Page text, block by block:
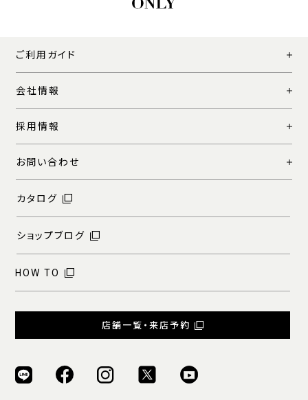
ご利用ガイド
会社情報
採用情報
お問い合わせ
カタログ
ショップブログ
HOW TO
店舗一覧・来店予約